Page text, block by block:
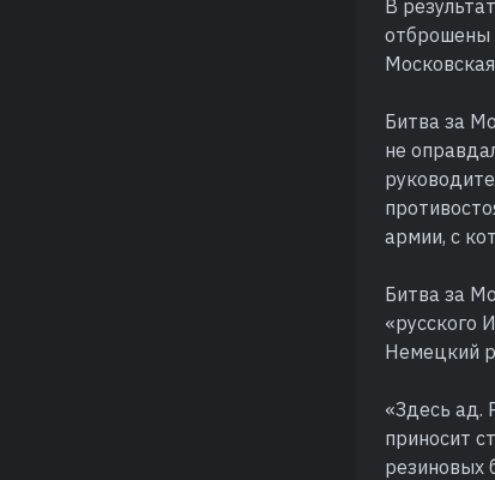
В
отброшены
Битва за
не
армии, с
Битва за
«русского
Немецкий
«Здесь ад.
приносит
резиновых